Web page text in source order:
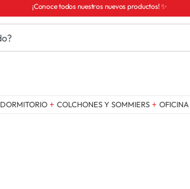
¡Conoce todos nuestros nuevos productos! ✨
DORMITORIO COLCHONES Y SOMMIERS OFICINA